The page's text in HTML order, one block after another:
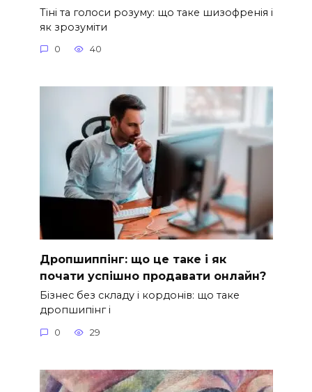
Тіні та голоси розуму: що таке шизофренія і
як зрозуміти
0 40
Дропшиппінг: що це таке і як
почати успішно продавати онлайн?
Бізнес без складу і кордонів: що таке
дропшипінг і
0 29